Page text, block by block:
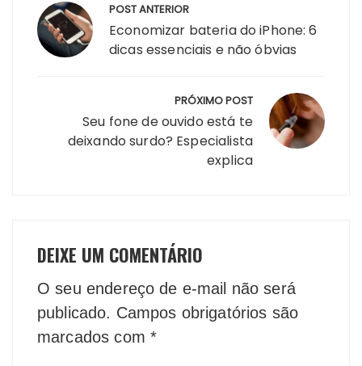
de
Post
POST ANTERIOR
Economizar bateria do iPhone: 6
dicas essenciais e não óbvias
PRÓXIMO POST
Seu fone de ouvido está te
deixando surdo? Especialista
explica
DEIXE UM COMENTÁRIO
O seu endereço de e-mail não será
publicado. Campos obrigatórios são
marcados com *